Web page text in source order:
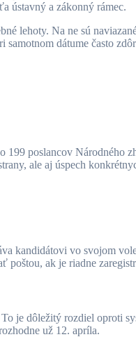
ústavný a zákonný rámec.
lehoty. Na ne sú
dátume často
poslancov Národného
ale aj úspech
kandidátovi vo svojom
poštou, ak je riadne
je dôležitý rozdiel oproti
už 12. apríla.